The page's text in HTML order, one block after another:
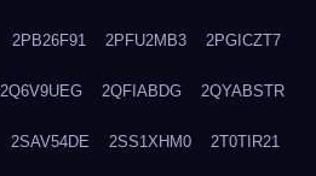
2PB26F91 2PFU2MB3 2PGICZT7
2Q6V9UEG 2QFIABDG 2QYABSTR
2SAV54DE 2SS1XHM0 2T0TIR21